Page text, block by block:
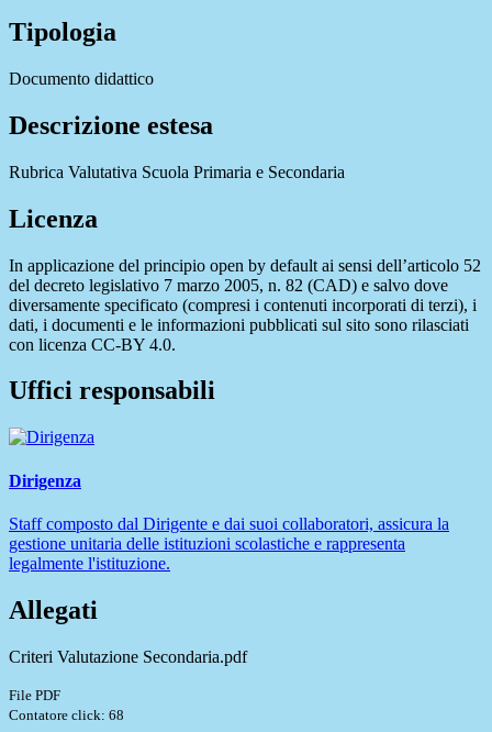
Tipologia
Documento didattico
Descrizione estesa
Rubrica Valutativa Scuola Primaria e Secondaria
Licenza
In applicazione del principio open by default ai sensi dell’articolo 52
del decreto legislativo 7 marzo 2005, n. 82 (CAD) e salvo dove
diversamente specificato (compresi i contenuti incorporati di terzi), i
dati, i documenti e le informazioni pubblicati sul sito sono rilasciati
con licenza CC-BY 4.0.
Uffici responsabili
Dirigenza
Staff composto dal Dirigente e dai suoi collaboratori, assicura la
gestione unitaria delle istituzioni scolastiche e rappresenta
legalmente l'istituzione.
Allegati
Criteri Valutazione Secondaria.pdf
File PDF
Contatore click: 68